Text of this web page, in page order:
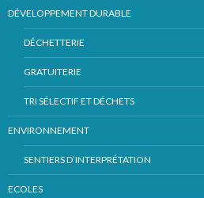
DÉVELOPPEMENT DURABLE
DÉCHETTERIE
GRATUITERIE
TRI SÉLECTIF ET DÉCHETS
ENVIRONNEMENT
SENTIERS D’INTERPRÉTATION
ECOLES